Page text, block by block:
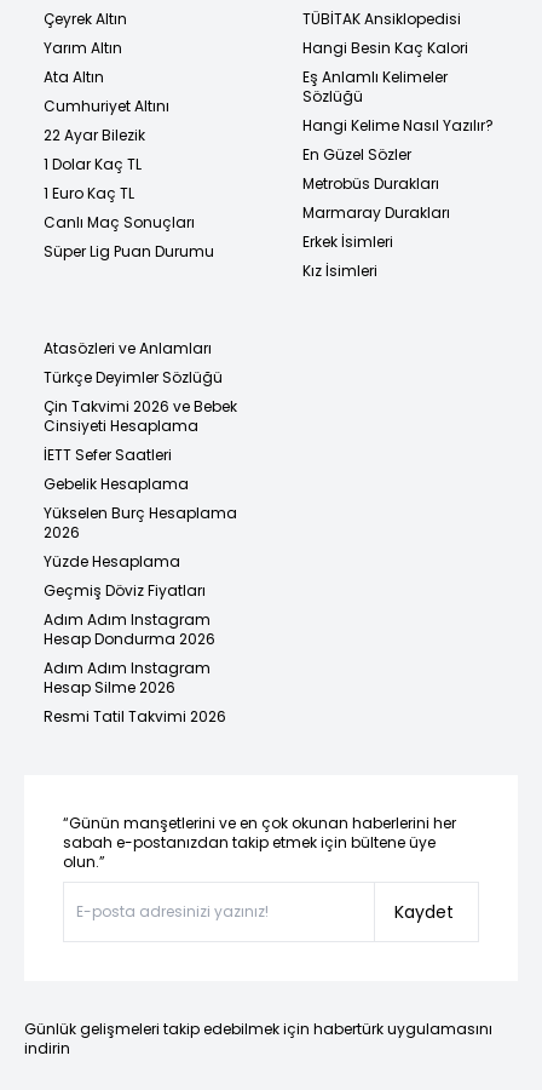
Çeyrek Altın
Yarım Altın
Ata Altın
Cumhuriyet Altını
22 Ayar Bilezik
1 Dolar Kaç TL
1 Euro Kaç TL
Canlı Maç Sonuçları
Süper Lig Puan Durumu
TÜBİTAK Ansiklopedisi
Hangi Besin Kaç Kalori
Eş Anlamlı Kelimeler
Sözlüğü
Hangi Kelime Nasıl Yazılır?
En Güzel Sözler
Metrobüs Durakları
Marmaray Durakları
Erkek İsimleri
Kız İsimleri
Atasözleri ve Anlamları
Türkçe Deyimler Sözlüğü
Çin Takvimi 2026 ve Bebek
Cinsiyeti Hesaplama
İETT Sefer Saatleri
Gebelik Hesaplama
Yükselen Burç Hesaplama
2026
Yüzde Hesaplama
Geçmiş Döviz Fiyatları
Adım Adım Instagram
Hesap Dondurma 2026
Adım Adım Instagram
Hesap Silme 2026
Resmi Tatil Takvimi 2026
“Günün manşetlerini ve en çok okunan haberlerini her
sabah e-postanızdan takip etmek için bültene üye
olun.”
Kaydet
Günlük gelişmeleri takip edebilmek için habertürk uygulamasını
indirin